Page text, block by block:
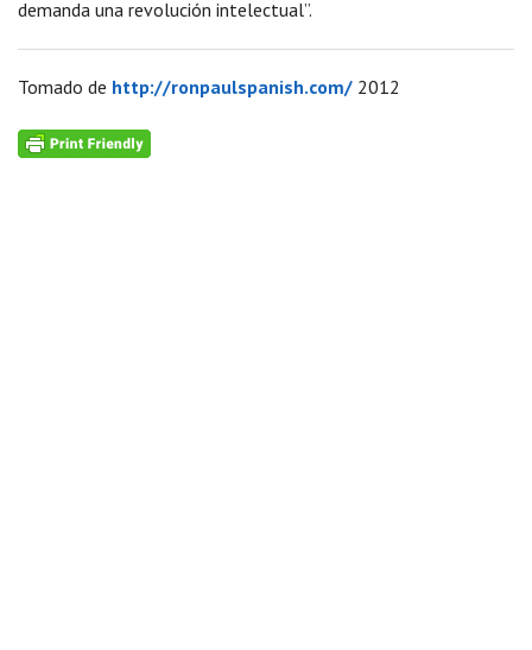
demanda una revolución intelectual”.
Tomado de http://ronpaulspanish.com/ 2012